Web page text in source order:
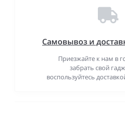
Самовывоз и
Приезжайте к нам в
забрать свой
воспользуйтесь